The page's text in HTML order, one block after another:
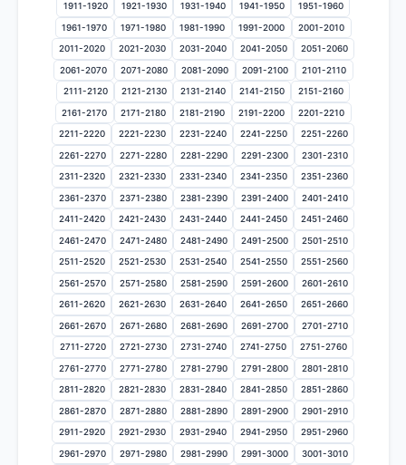
1911-1920 1921-1930 1931-1940 1941-1950 1951-1960
1961-1970 1971-1980 1981-1990 1991-2000 2001-2010
2011-2020 2021-2030 2031-2040 2041-2050 2051-2060
2061-2070 2071-2080 2081-2090 2091-2100 2101-2110
2111-2120 2121-2130 2131-2140 2141-2150 2151-2160
2161-2170 2171-2180 2181-2190 2191-2200 2201-2210
2211-2220 2221-2230 2231-2240 2241-2250 2251-2260
2261-2270 2271-2280 2281-2290 2291-2300 2301-2310
2311-2320 2321-2330 2331-2340 2341-2350 2351-2360
2361-2370 2371-2380 2381-2390 2391-2400 2401-2410
2411-2420 2421-2430 2431-2440 2441-2450 2451-2460
2461-2470 2471-2480 2481-2490 2491-2500 2501-2510
2511-2520 2521-2530 2531-2540 2541-2550 2551-2560
2561-2570 2571-2580 2581-2590 2591-2600 2601-2610
2611-2620 2621-2630 2631-2640 2641-2650 2651-2660
2661-2670 2671-2680 2681-2690 2691-2700 2701-2710
2711-2720 2721-2730 2731-2740 2741-2750 2751-2760
2761-2770 2771-2780 2781-2790 2791-2800 2801-2810
2811-2820 2821-2830 2831-2840 2841-2850 2851-2860
2861-2870 2871-2880 2881-2890 2891-2900 2901-2910
2911-2920 2921-2930 2931-2940 2941-2950 2951-2960
2961-2970 2971-2980 2981-2990 2991-3000 3001-3010